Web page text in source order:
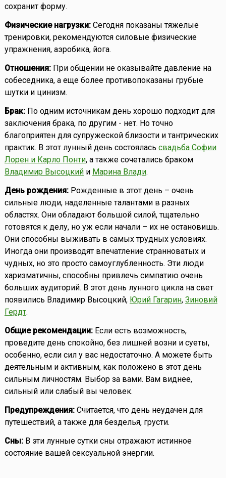
сохранит форму.
Физические нагрузки:Сегодня показаны тяжелые
тренировки, рекомендуются силовые физические
упражнения, аэробика, йога.
Отношения:При общении не оказывайте давление на
собеседника, а еще более противопоказаны грубые
шутки и цинизм.
Брак:По одним источникам день хорошо подходит для
заключения брака, по другим - нет. Но точно
благоприятен для супружеской близости и тантрических
практик. В этот лунный день состоялась свадьба Софии
Лорен и Карло Понти, а также сочетались браком
Владимир Высоцкийи Марина Влади.
День рождения:Рожденные в этот день – очень
сильные люди, наделенные талантами в разных
областях. Они обладают большой силой, тщательно
готовятся к делу, но уж если начали – их не остановишь.
Они способны выживать в самых трудных условиях.
Иногда они производят впечатление странноватых и
чудных, но это просто самоуглубленность. Эти люди
харизматичны, способны привлечь симпатию очень
больших аудиторий. В этот день лунного цикла на свет
появились Владимир Высоцкий, Юрий Гагарин, Зиновий
Гердт.
Общие рекомендации:Если есть возможность,
проведите день спокойно, без лишней возни и суеты,
особенно, если сил у вас недостаточно. А можете быть
деятельным и активным, как положено в этот день
сильным личностям. Выбор за вами. Вам виднее,
сильный или слабый вы человек.
Предупреждения:Считается, что день неудачен для
путешествий, а также для безделья, грусти.
Сны:В эти лунные сутки сны отражают истинное
состояние вашей сексуальной энергии.